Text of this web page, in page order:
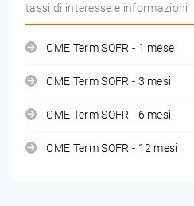
tassi di interesse e informazioni
CME Term SOFR - 1 mese
CME Term SOFR - 3 mesi
CME Term SOFR - 6 mesi
CME Term SOFR - 12 mesi